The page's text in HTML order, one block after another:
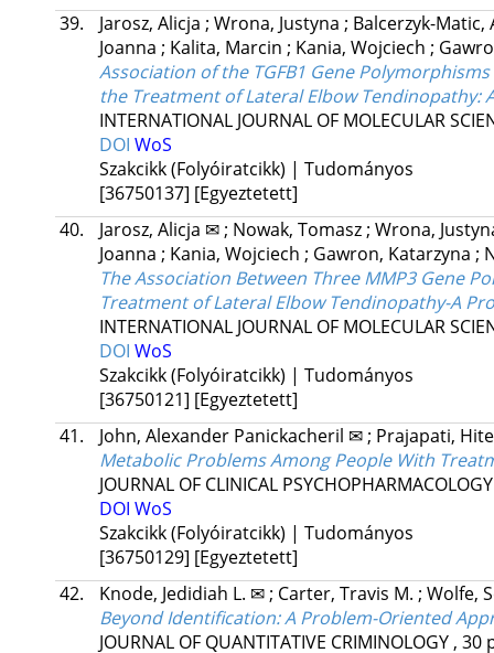
39.
Jarosz, Alicja ; Wrona, Justyna ; Balcerzyk-Matic,
Joanna ; Kalita, Marcin ; Kania, Wojciech ;
Association of the TGFB1 Gene
the Treatment of Lateral Elbow Tendinopathy:
INTERNATIONAL JOURNAL OF MOLECULAR
DOI WoS
Szakcikk (Folyóiratcikk) | Tudományos
[36750137] [Egyeztetett]
40.
Jarosz, Alicja ✉ ; Nowak, Tomasz ; Wrona,
Joanna ; Kania, Wojciech ; Gawron, Katarzyna ;
The Association Between Three MMP3 Gene
Treatment of Lateral Elbow Tendinopathy-A
INTERNATIONAL JOURNAL OF MOLECULAR
DOI WoS
Szakcikk (Folyóiratcikk) | Tudományos
[36750121] [Egyeztetett]
41.
John, Alexander Panickacheril ✉ ; Prajapati,
Metabolic Problems Among People With
JOURNAL OF CLINICAL PSYCHOPHARMACOLOGY
DOI WoS
Szakcikk (Folyóiratcikk) | Tudományos
[36750129] [Egyeztetett]
42.
Knode, Jedidiah L. ✉ ; Carter, Travis M. ; Wolfe,
Beyond Identification: A Problem-Oriented
JOURNAL OF QUANTITATIVE CRIMINOLOGY , 30